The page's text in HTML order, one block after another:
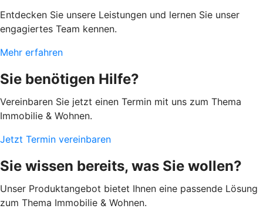
Entdecken Sie unsere Leistungen und lernen Sie unser
engagiertes Team kennen.
Mehr erfahren
Sie benötigen Hilfe?
Vereinbaren Sie jetzt einen Termin mit uns zum Thema
Immobilie & Wohnen.
Jetzt Termin vereinbaren
Sie wissen bereits, was Sie wollen?
Unser Produktangebot bietet Ihnen eine passende Lösung
zum Thema Immobilie & Wohnen.